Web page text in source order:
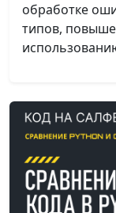
обработке
типов,